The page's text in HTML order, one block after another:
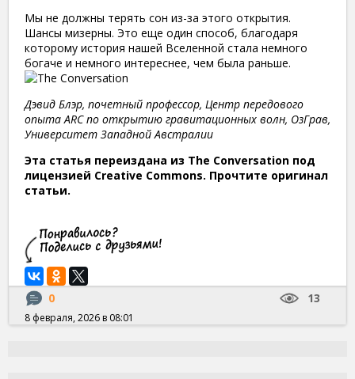
Мы не должны терять сон из-за этого открытия.
Шансы мизерны. Это еще один способ, благодаря
которому история нашей Вселенной стала немного
богаче и немного интереснее, чем была раньше.
Дэвид Блэр, почетный профессор, Центр передового
опыта ARC по открытию гравитационных волн, ОзГрав,
Университет Западной Австралии
Эта статья переиздана из The Conversation под
лицензией Creative Commons. Прочтите оригинал
статьи.
0 13
8 февраля, 2026 в 08:01